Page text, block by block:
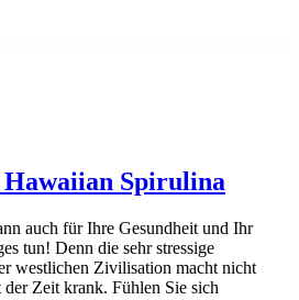
Spirulina
auch für Ihre Gesundheit und Ihr
tun! Denn die sehr stressige
westlichen Zivilisation macht nicht
Zeit krank. Fühlen Sie sich